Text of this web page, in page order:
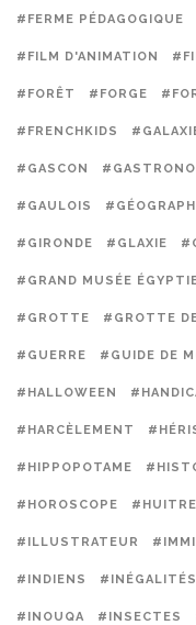
#FERME PÉDAGOGIQUE
#FILM D'ANIMATION
#FORÊT #FORGE
#FRENCHKIDS
#GASCON
#GAULOIS
#GIRONDE #GLAXIE
#GRAND MUSÉE
#GROTTE #GROTTE
#GUERRE #GUIDE DE
#HALLOWEEN
#HARCÈLEMENT
#HIPPOPOTAME
#HOROSCOPE #HUITRE
#ILLUSTRATEUR
#INDIENS #INÉGALITÉS
#INOUQA #INSECTES